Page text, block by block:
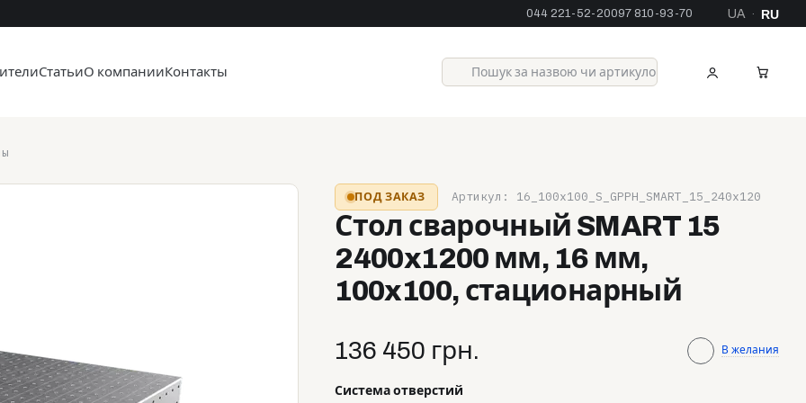
044 221-52-20097 810-93-70 UA · RU
СтатьиО компанииКонтакты
Стол сварочный SMART 15
2400x1200 мм, 16 мм,
100x100, стационарный
ПОД ЗАКАЗ Артикул: 16_100x100_S_GPPH_SMART_15_240x120
136 450 грн. В желания
Система отверстий